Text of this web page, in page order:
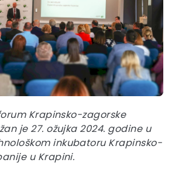
Krapinsko-zagorske
je 27. ožujka 2024. godine u
inkubatoru Krapinsko-
u Krapini.